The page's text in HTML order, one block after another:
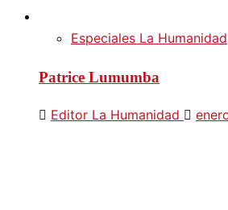
Especiales La Humanidad
Patrice Lumumba
Editor La Humanidad